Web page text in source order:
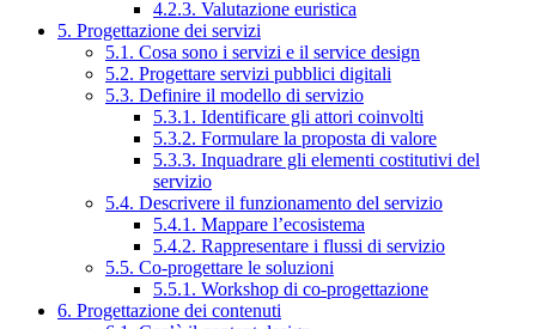
4.2.3. Valutazione euristica
5. Progettazione dei servizi
5.1. Cosa sono i servizi e il service design
5.2. Progettare servizi pubblici digitali
5.3. Definire il modello di servizio
5.3.1. Identificare gli attori coinvolti
5.3.2. Formulare la proposta di valore
5.3.3. Inquadrare gli elementi costitutivi del
servizio
5.4. Descrivere il funzionamento del servizio
5.4.1. Mappare l’ecosistema
5.4.2. Rappresentare i flussi di servizio
5.5. Co-progettare le soluzioni
5.5.1. Workshop di co-progettazione
6. Progettazione dei contenuti